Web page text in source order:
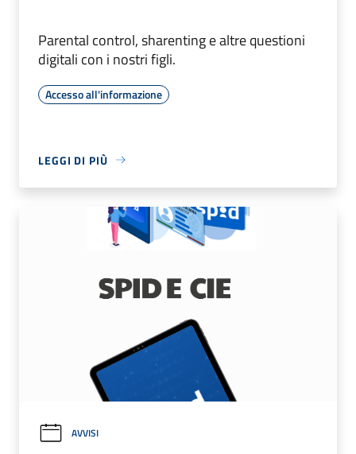
Parental control, sharenting e altre questioni
digitali con i nostri figli.
Accesso all'informazione
LEGGI DI PIÙ
AVVISI